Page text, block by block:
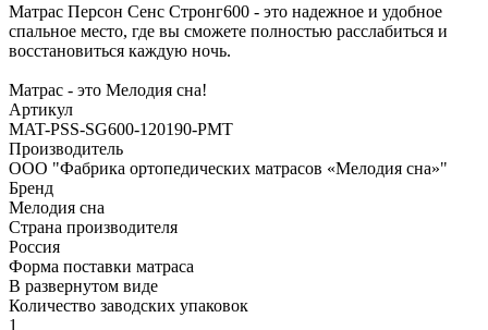
Матрас Персон Сенс Стронг600 - это надежное и удобное
спальное место, где вы сможете полностью расслабиться и
восстановиться каждую ночь.
Матрас - это Мелодия сна!
Артикул
MAT-PSS-SG600-120190-PMT
Производитель
ООО "Фабрика ортопедических матрасов «Мелодия сна»"
Бренд
Мелодия сна
Страна производителя
Россия
Форма поставки матраса
В развернутом виде
Количество заводских упаковок
1